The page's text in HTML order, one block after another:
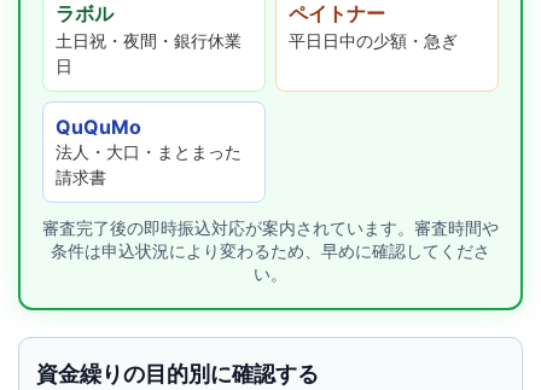
ラボル
土日祝・夜間・銀行休業
日
ペイトナー
平日日中の少額・急ぎ
QuQuMo
法人・大口・まとまった
請求書
審査完了後の即時振込対応が案内されています。審査時間や
条件は申込状況により変わるため、早めに確認してくださ
い。
資金繰りの目的別に確認する